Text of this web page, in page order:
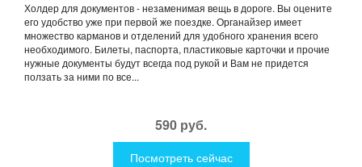
Холдер для документов - незаменимая вещь в дороге. Вы оцените
его удобство уже при первой же поездке. Органайзер имеет
множество карманов и отделений для удобного хранения всего
необходимого. Билеты, паспорта, пластиковые карточки и прочие
нужные документы будут всегда под рукой и Вам не придется
ползать за ними по все...
590 руб.
Посмотреть сейчас